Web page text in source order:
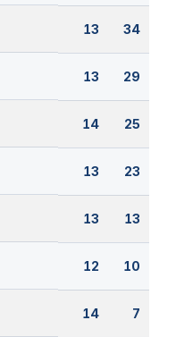
13 34
13 29
14 25
13 23
13 13
12 10
14 7